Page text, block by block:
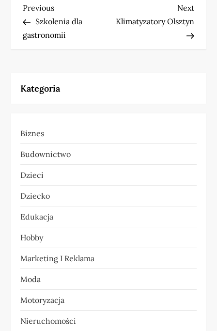
N
a
g
c
j
a
w
p
i
s
u
Previous
Post
Previous
Szkolenia dla
gastronomii
Next
Post
Next
Klimatyzatory Olsztyn
Kategoria
Biznes
Budownictwo
Dzieci
Dziecko
Edukacja
Hobby
Marketing I Reklama
Moda
Motoryzacja
Nieruchomości